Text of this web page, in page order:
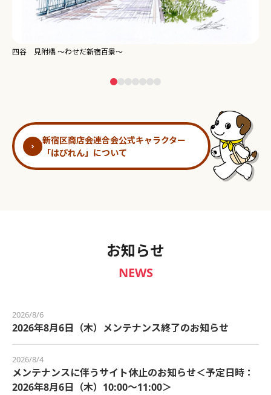
新宿区商店会連合会公式キャラクター
「はぴれん」について
お知らせ
NEWS
2026/8/6
2026年8月6日（木）メンテナンス終了のお知らせ
2026/8/4
メンテナンスに伴うサイト休止のお知らせ＜予定日時：
2026年8月6日（木）10:00～11:00＞